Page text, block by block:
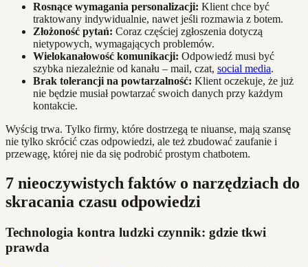
Rosnące wymagania personalizacji: Klient chce być
traktowany indywidualnie, nawet jeśli rozmawia z botem.
Złożoność pytań: Coraz częściej zgłoszenia dotyczą
nietypowych, wymagających problemów.
Wielokanałowość komunikacji: Odpowiedź musi być
szybka niezależnie od kanału – mail, czat, social media.
Brak tolerancji na powtarzalność: Klient oczekuje, że już
nie będzie musiał powtarzać swoich danych przy każdym
kontakcie.
Wyścig trwa. Tylko firmy, które dostrzegą te niuanse, mają szansę
nie tylko skrócić czas odpowiedzi, ale też zbudować zaufanie i
przewagę, której nie da się podrobić prostym chatbotem.
7 nieoczywistych faktów o narzędziach do
skracania czasu odpowiedzi
Technologia kontra ludzki czynnik: gdzie tkwi
prawda